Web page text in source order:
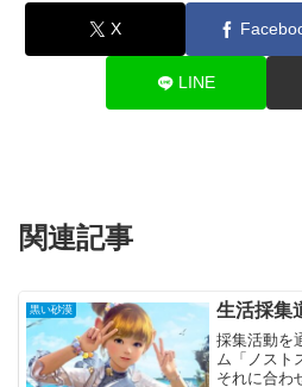
X
LINE
関連記事
黒い砂漠 生活採集
採集活動を
ム「ノスト
それに合わ